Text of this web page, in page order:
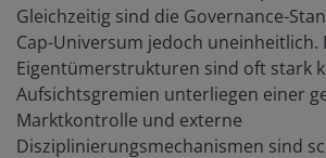
Gleichzeitig sind die Governance-
Cap-Universum jedoch uneinheitlich.
Eigentümerstrukturen sind oft stark
Aufsichtsgremien unterliegen einer
Marktkontrolle und externe
Disziplinierungsmechanismen sind